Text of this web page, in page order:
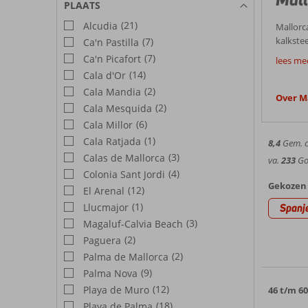
PLAATS
Alcudia (21)
Ca'n Pastilla (7)
Ca'n Picafort (7)
Cala d'Or (14)
Cala Mandia (2)
Cala Mesquida (2)
Cala Millor (6)
Cala Ratjada (1)
Calas de Mallorca (3)
Colonia Sant Jordi (4)
El Arenal (12)
Llucmajor (1)
Magaluf-Calvia Beach (3)
Paguera (2)
Palma de Mallorca (2)
Palma Nova (9)
Playa de Muro (12)
zee en
Boek
vooral
Het
Palma
Palma
Wil je
verken
lees
Over
8,4Gem.
va. 233
46 t/m